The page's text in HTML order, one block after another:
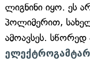
ლიგნინი იყო. ეს
პოლიმერით,
ამოავსეს. სწორედ